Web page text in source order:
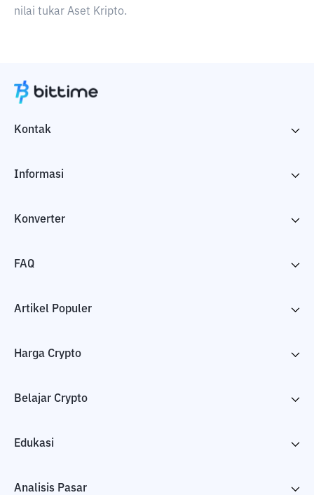
nilai tukar Aset Kripto.
Kontak
Informasi
Konverter
FAQ
Artikel Populer
Harga Crypto
Belajar Crypto
Edukasi
Analisis Pasar